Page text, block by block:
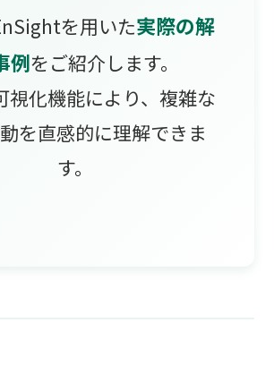
を用いた実際の解
例をご紹介します。
視化機能により、複雑な
を直感的に理解できま
す。